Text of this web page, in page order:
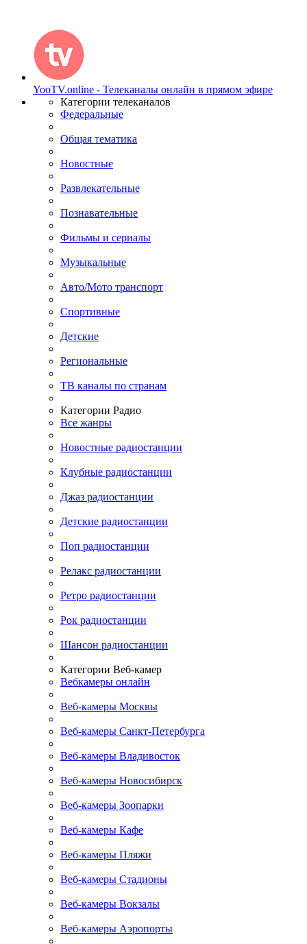
YooTV.online - Телеканалы онлайн в прямом эфире
Категории телеканалов
Федеральные
Общая тематика
Новостные
Развлекательные
Познавательные
Фильмы и сериалы
Музыкальные
Авто/Мото транспорт
Спортивные
Детские
Региональные
ТВ каналы по странам
Категории Радио
Все жанры
Новостные радиостанции
Клубные радиостанции
Джаз радиостанции
Детские радиостанции
Поп радиостанции
Релакс радиостанции
Ретро радиостанции
Рок радиостанции
Шансон радиостанции
Категории Веб-камер
Вебкамеры онлайн
Веб-камеры Москвы
Веб-камеры Санкт-Петербурга
Веб-камеры Владивосток
Веб-камеры Новосибирск
Веб-камеры Зоопарки
Веб-камеры Кафе
Веб-камеры Пляжи
Веб-камеры Стадионы
Веб-камеры Вокзалы
Веб-камеры Аэропорты